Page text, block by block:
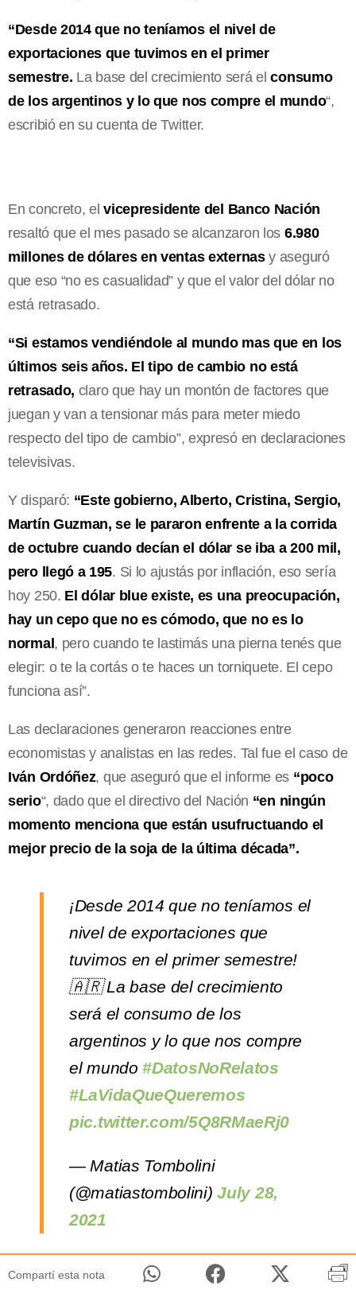
“Desde 2014 que no teníamos el nivel de
exportaciones que tuvimos en el primer
semestre. La base del crecimiento será elconsumo
de los argentinos y lo que nos compre el mundo“,
escribió en su cuenta de Twitter.
En concreto, elvicepresidente del Banco Nación
resaltó que el mes pasado se alcanzaron los 6.980
millones de dólares en ventas externasy aseguró
que eso “no es casualidad” y que el valor del dólar no
está retrasado.
“Si estamos vendiéndole al mundo mas que en los
últimos seis años. El tipo de cambio no está
retrasado, claro que hay un montón de factores que
juegan y van a tensionar más para meter miedo
respecto del tipo de cambio”, expresó en declaraciones
televisivas.
Y disparó: “Este gobierno, Alberto, Cristina, Sergio,
Martín Guzman, se le pararon enfrente a la corrida
de octubre cuando decían el dólar se iba a 200 mil,
pero llegó a 195. Si lo ajustás por inflación, eso sería
hoy 250. El dólar blue existe, es una preocupación,
hay un cepo que no es cómodo, que no es lo
normal, pero cuando te lastimás una pierna tenés que
elegir: o te la cortás o te haces un torniquete. El cepo
funciona así”.
Las declaraciones generaron reacciones entre
economistas y analistas en las redes. Tal fue el caso de
Iván Ordóñez, que aseguró que el informe es “poco
serio“, dado que el directivo del Nación “en ningún
momento menciona que están usufructuando el
mejor precio de la soja de la última década”.
¡Desde 2014 que no teníamos el
nivel de exportaciones que
tuvimos en el primer semestre!
🇦🇷 La base del crecimiento
será el consumo de los
argentinos y lo que nos compre
el mundo#DatosNoRelatos
#LaVidaQueQueremos
pic.twitter.com/5Q8RMaeRj0
— Matias Tombolini
(@matiastombolini)July 28,
2021
Compartí esta nota